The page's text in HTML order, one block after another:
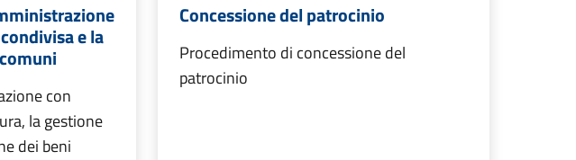
e la
con
la gestione
dei beni
Concessione del patrocinio
Procedimento di concessione del
patrocinio